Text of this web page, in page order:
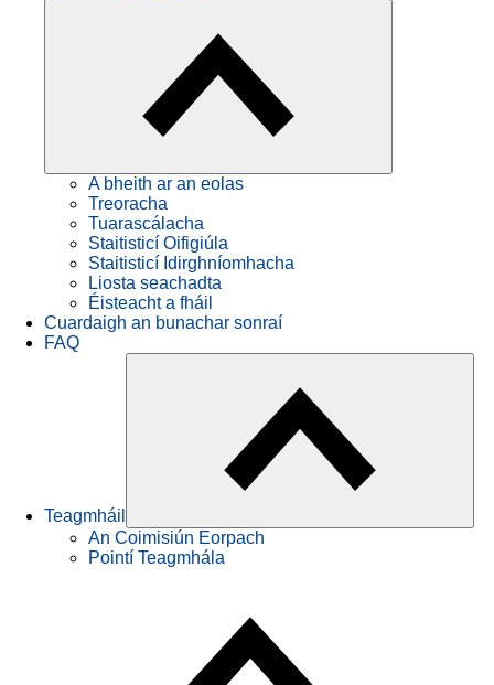
A bheith ar an eolas
Treoracha
Tuarascálacha
Staitisticí Oifigiúla
Staitisticí Idirghníomhacha
Liosta seachadta
Éisteacht a fháil
Cuardaigh an bunachar sonraí
FAQ
Teagmháil
An Coimisiún Eorpach
Pointí Teagmhála